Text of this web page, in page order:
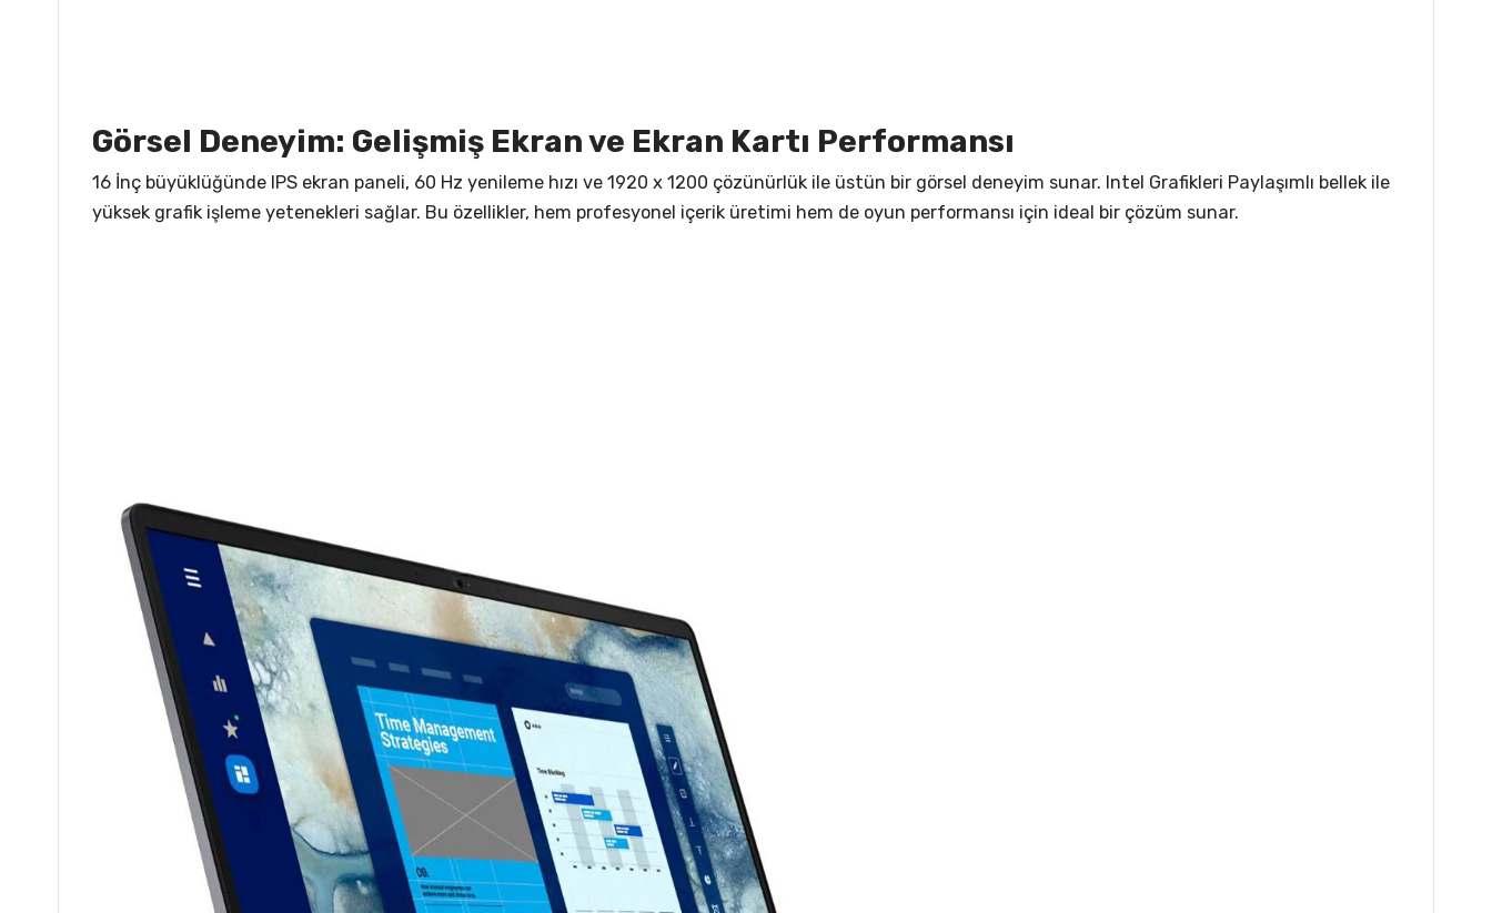
Görsel Deneyim: Gelişmiş Ekran ve Ekran Kartı Performansı
16 İnç büyüklüğünde IPS ekran paneli, 60 Hz yenileme hızı ve 1920 x 1200 çözünürlük ile üstün bir görsel deneyim sunar. Intel Grafikleri Paylaşımlı bellek ile
yüksek grafik işleme yetenekleri sağlar. Bu özellikler, hem profesyonel içerik üretimi hem de oyun performansı için ideal bir çözüm sunar.